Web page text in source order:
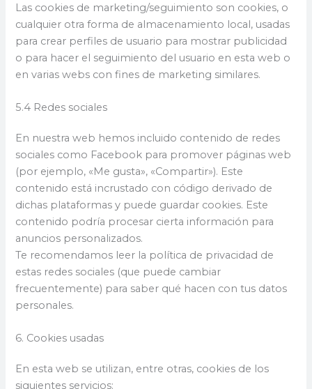
Las cookies de marketing/seguimiento son cookies, o
cualquier otra forma de almacenamiento local, usadas
para crear perfiles de usuario para mostrar publicidad
o para hacer el seguimiento del usuario en esta web o
en varias webs con fines de marketing similares.
5.4 Redes sociales
En nuestra web hemos incluido contenido de redes
sociales como Facebook para promover páginas web
(por ejemplo, «Me gusta», «Compartir»). Este
contenido está incrustado con código derivado de
dichas plataformas y puede guardar cookies. Este
contenido podría procesar cierta información para
anuncios personalizados.
Te recomendamos leer la política de privacidad de
estas redes sociales (que puede cambiar
frecuentemente) para saber qué hacen con tus datos
personales.
6. Cookies usadas
En esta web se utilizan, entre otras, cookies de los
siguientes servicios: